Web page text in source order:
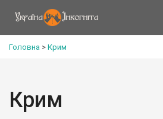
Головна > Крим
Крим